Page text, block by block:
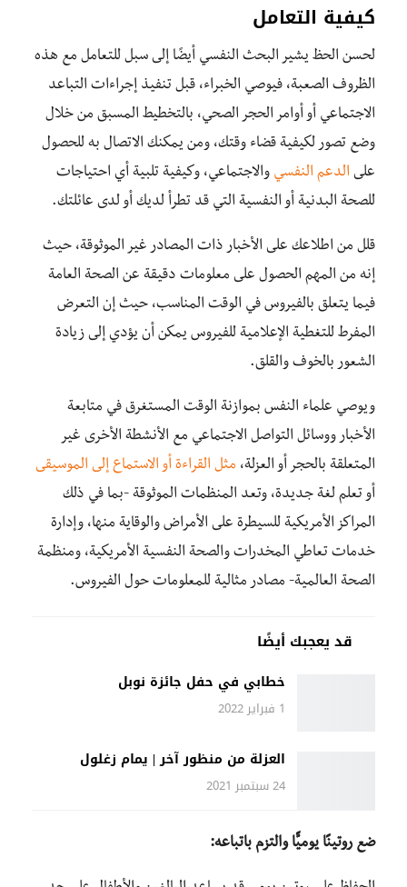
كيفية التعامل
لحسن الحظ يشير البحث النفسي أيضًا إلى سبل للتعامل مع هذه
الظروف الصعبة، فيوصي الخبراء، قبل تنفيذ إجراءات التباعد
الاجتماعي أو أوامر الحجر الصحي، بالتخطيط المسبق من خلال
وضع تصور لكيفية قضاء وقتك، ومن يمكنك الاتصال به للحصول
على الدعم النفسي والاجتماعي، وكيفية تلبية أي احتياجات
للصحة البدنية أو النفسية التي قد تطرأ لديك أو لدى عائلتك.
قلل من اطلاعك على الأخبار ذات المصادر غير الموثوقة، حيث
إنه من المهم الحصول على معلومات دقيقة عن الصحة العامة
فيما يتعلق بالفيروس في الوقت المناسب، حيث إن التعرض
المفرط للتغطية الإعلامية للفيروس يمكن أن يؤدي إلى زيادة
الشعور بالخوف والقلق.
ويوصي علماء النفس بموازنة الوقت المستغرق في متابعة
الأخبار ووسائل التواصل الاجتماعي مع الأنشطة الأخرى غير
المتعلقة بالحجر أو العزلة، مثل القراءة أو الاستماع إلى الموسيقى
أو تعلم لغة جديدة، وتعد المنظمات الموثوقة -بما في ذلك
المراكز الأمريكية للسيطرة على الأمراض والوقاية منها، وإدارة
خدمات تعاطي المخدرات والصحة النفسية الأمريكية، ومنظمة
الصحة العالمية- مصادر مثالية للمعلومات حول الفيروس.
قد يعجبك أيضًا
خطابي في حفل جائزة نوبل
1 فبراير 2022
العزلة من منظور آخر | يمام زغلول
24 سبتمبر 2021
ضع روتينًا يوميًّا والتزم باتباعه: